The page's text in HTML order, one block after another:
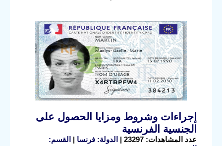
إجراءات وشروط ومزايا الحصول على
الجنسية الفرنسية
عدد المشاهدات: 23297 | الدولة: فرنسا | القسم: